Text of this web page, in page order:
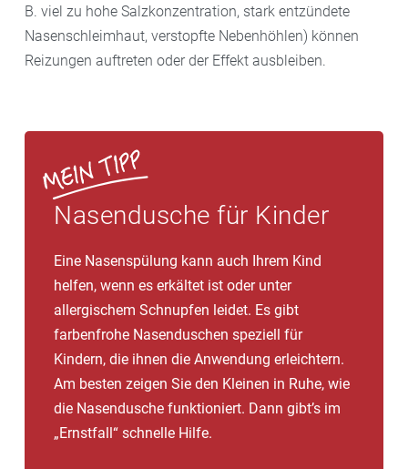
B. viel zu hohe Salzkonzentration, stark entzündete
Nasenschleimhaut, verstopfte Nebenhöhlen) können
Reizungen auftreten oder der Effekt ausbleiben.
Nasendusche für Kinder
Eine Nasenspülung kann auch Ihrem Kind
helfen, wenn es erkältet ist oder unter
allergischem Schnupfen leidet. Es gibt
farbenfrohe Nasenduschen speziell für
Kindern, die ihnen die Anwendung erleichtern.
Am besten zeigen Sie den Kleinen in Ruhe, wie
die Nasendusche funktioniert. Dann gibt’s im
„Ernstfall“ schnelle Hilfe.